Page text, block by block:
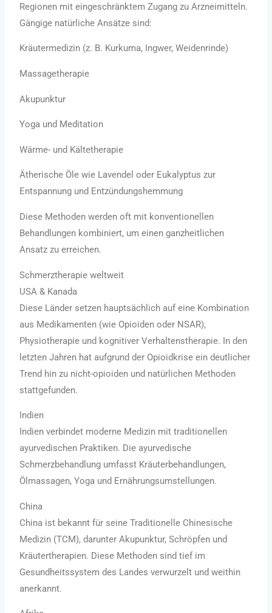
Regionen mit eingeschränktem Zugang zu Arzneimitteln.
Gängige natürliche Ansätze sind:
Kräutermedizin (z. B. Kurkuma, Ingwer, Weidenrinde)
Massagetherapie
Akupunktur
Yoga und Meditation
Wärme- und Kältetherapie
Ätherische Öle wie Lavendel oder Eukalyptus zur
Entspannung und Entzündungshemmung
Diese Methoden werden oft mit konventionellen
Behandlungen kombiniert, um einen ganzheitlichen
Ansatz zu erreichen.
Schmerztherapie weltweit
USA & Kanada
Diese Länder setzen hauptsächlich auf eine Kombination
aus Medikamenten (wie Opioiden oder NSAR),
Physiotherapie und kognitiver Verhaltenstherapie. In den
letzten Jahren hat aufgrund der Opioidkrise ein deutlicher
Trend hin zu nicht-opioiden und natürlichen Methoden
stattgefunden.
Indien
Indien verbindet moderne Medizin mit traditionellen
ayurvedischen Praktiken. Die ayurvedische
Schmerzbehandlung umfasst Kräuterbehandlungen,
Ölmassagen, Yoga und Ernährungsumstellungen.
China
China ist bekannt für seine Traditionelle Chinesische
Medizin (TCM), darunter Akupunktur, Schröpfen und
Kräutertherapien. Diese Methoden sind tief im
Gesundheitssystem des Landes verwurzelt und weithin
anerkannt.